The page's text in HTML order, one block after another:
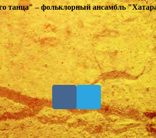
танца" – фольклорный ансамбль